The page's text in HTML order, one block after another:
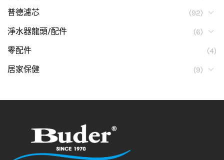
普德濾芯
(92)
淨水器龍頭/配件
(6)
零配件
(4)
居家保健
(9)